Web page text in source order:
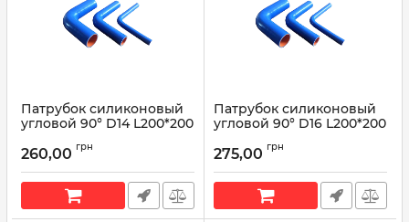
Патрубок силиконовый
угловой 90° D14 L200*200
260,00 грн
Патрубок силиконовый
угловой 90° D16 L200*200
275,00 грн